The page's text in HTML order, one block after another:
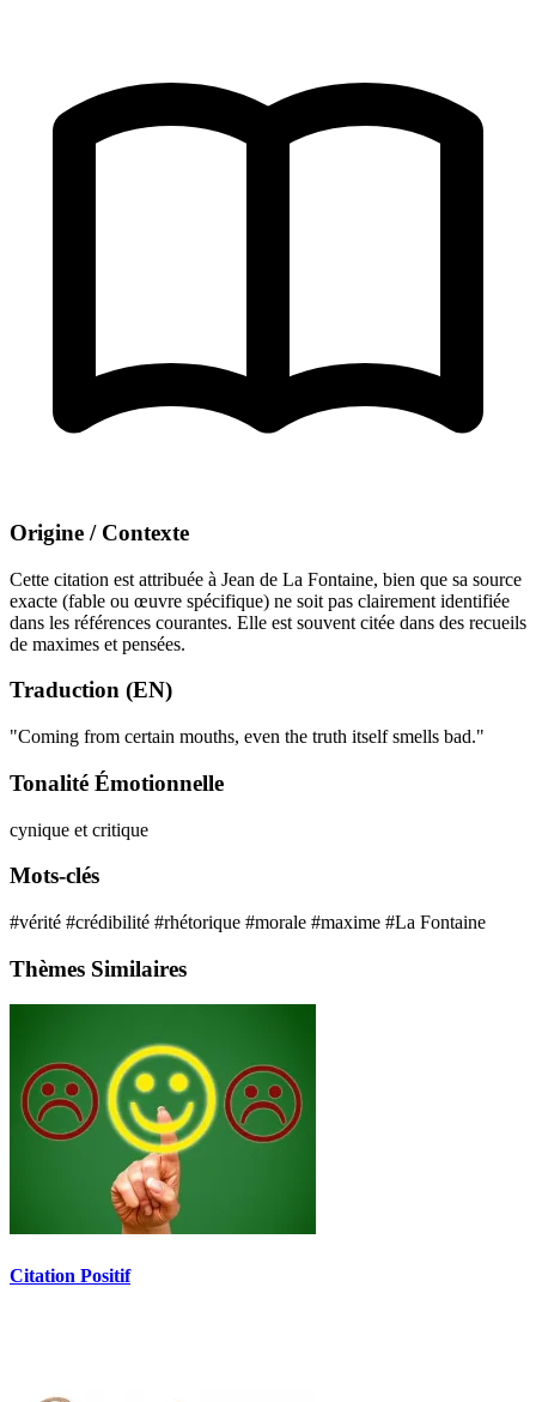
Origine / Contexte
Cette citation est attribuée à Jean de La Fontaine, bien que sa source
exacte (fable ou œuvre spécifique) ne soit pas clairement identifiée
dans les références courantes. Elle est souvent citée dans des recueils
de maximes et pensées.
Traduction (EN)
"Coming from certain mouths, even the truth itself smells bad."
Tonalité Émotionnelle
cynique et critique
Mots-clés
#vérité #crédibilité #rhétorique #morale #maxime #La Fontaine
Thèmes Similaires
Citation Positif